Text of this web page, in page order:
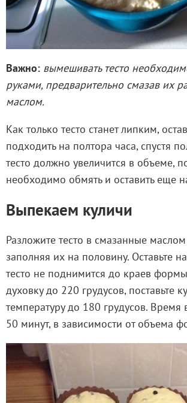
Важно: вымешивать тесто
руками, предварительно смазав их
маслом.
Как только тесто станет липким,
подходить на полтора часа, спустя
тесто должно увеличится в объеме,
необходимо обмять и оставить еще
Выпекаем куличи
Разложите тесто в смазанные
заполняя их на половину. Оставьте
тесто не поднимится до краев
духовку до 220 грудусов, поставьте
температуру до 180 грудусов.
50 минут, в зависимости от объема